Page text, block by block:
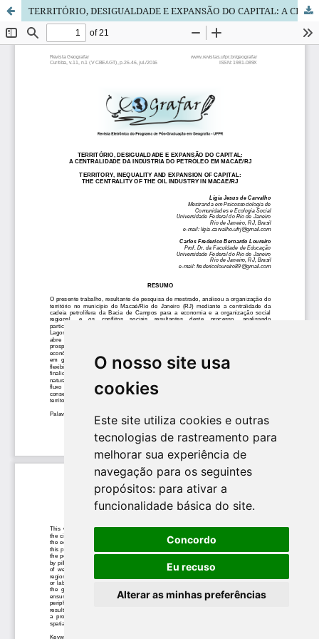
O nosso site usa
cookies
Este site utiliza cookies e outras
tecnologias de rastreamento para
melhorar sua experiência de
navegação para os seguintes
propósitos: para ativar a
funcionalidade básica do site.
Concordo
Eu recuso
Alterar as minhas preferências
TERRITÓRIO, DESIGUALDADE E EXPANSÃO DO CAPITAL: A CENTRALIDADE DA INDÚSTRIA DO PETRÓLEO EM MACAÉ/RJ